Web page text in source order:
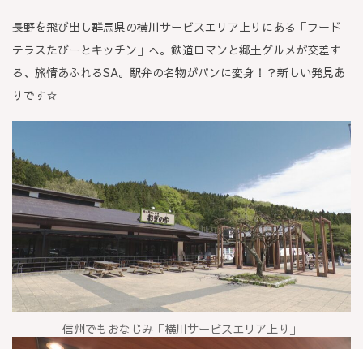
長野を飛び出し群馬県の横川サービスエリア上りにある「フード
テラスたびーとキッチン」へ。鉄道ロマンと郷土グルメが交差す
る、旅情あふれるSA。駅弁の名物がパンに変身！？新しい発見あ
りです☆
信州でもおなじみ「横川サービスエリア上り」